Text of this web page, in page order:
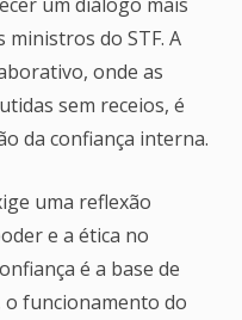
do STF. A
onde as
sem receios, é
da confiança interna.
uma reflexão
e a ética no
é a base de
o funcionamento do